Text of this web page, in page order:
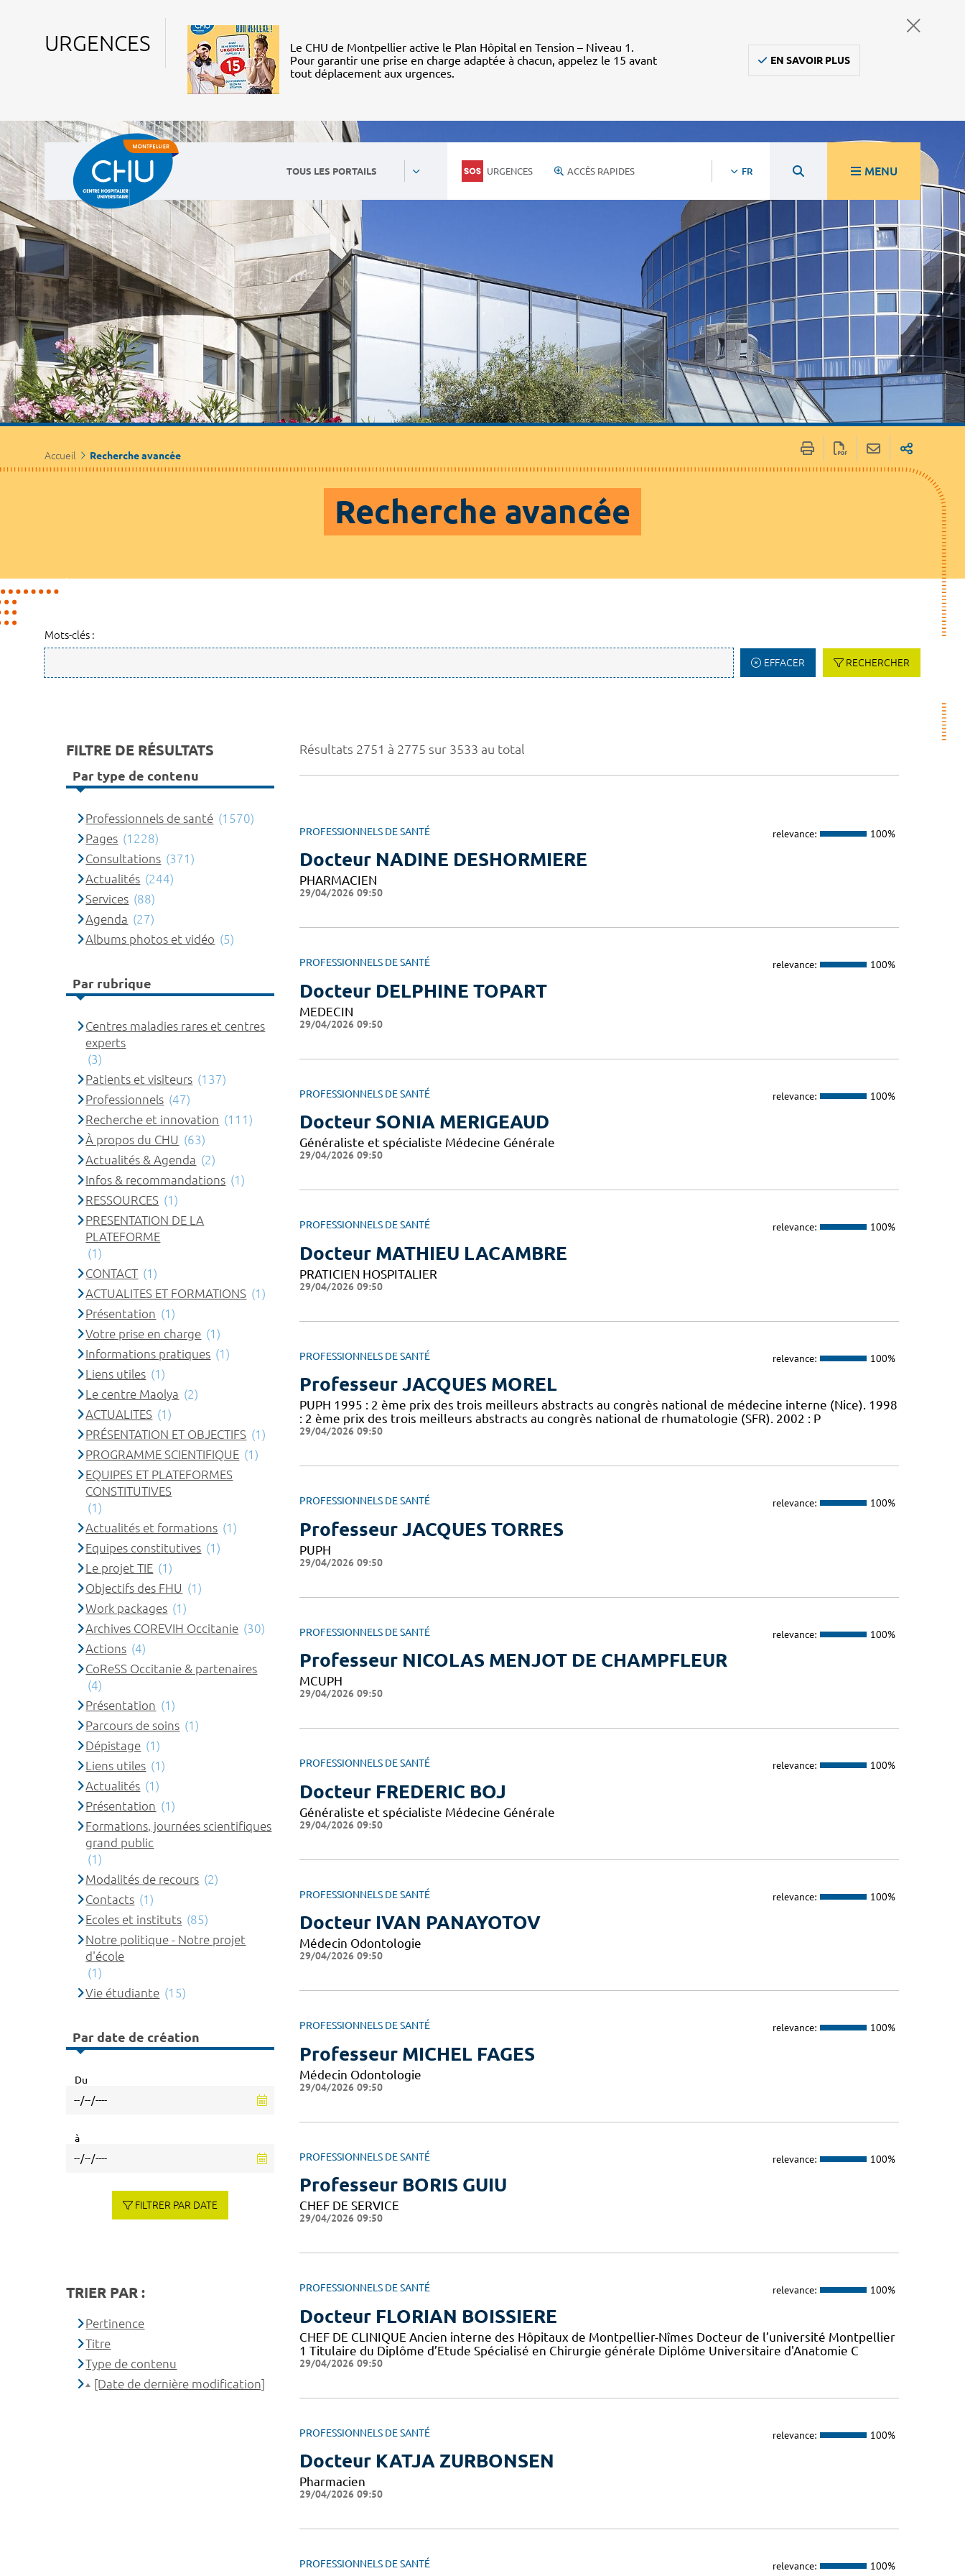
URGENCES
Le CHU de Montpellier active le Plan Hôpital en Tension – Niveau 1.
Pour garantir une prise en charge adaptée à chacun, appelez le 15 avant
tout déplacement aux urgences.
EN SAVOIR PLUS
TOUS LES PORTAILS URGENCES ACCÈS RAPIDES FR MENU
Accueil Recherche avancée
Recherche avancée
Mots-clés :
EFFACER RECHERCHER
Résultats 2751 à 2775 sur 3533 au total
PROFESSIONNELS DE SANTÉ relevance: 100%
Docteur NADINE DESHORMIERE
PHARMACIEN
29/04/2026 09:50
PROFESSIONNELS DE SANTÉ relevance: 100%
Docteur DELPHINE TOPART
MEDECIN
29/04/2026 09:50
PROFESSIONNELS DE SANTÉ relevance: 100%
Docteur SONIA MERIGEAUD
Généraliste et spécialiste Médecine Générale
29/04/2026 09:50
PROFESSIONNELS DE SANTÉ relevance: 100%
Docteur MATHIEU LACAMBRE
PRATICIEN HOSPITALIER
29/04/2026 09:50
PROFESSIONNELS DE SANTÉ relevance: 100%
Professeur JACQUES MOREL
PUPH 1995 : 2 ème prix des trois meilleurs abstracts au congrès national de médecine interne (Nice). 1998
: 2 ème prix des trois meilleurs abstracts au congrès national de rhumatologie (SFR). 2002 : P
29/04/2026 09:50
PROFESSIONNELS DE SANTÉ relevance: 100%
Professeur JACQUES TORRES
PUPH
29/04/2026 09:50
PROFESSIONNELS DE SANTÉ relevance: 100%
Professeur NICOLAS MENJOT DE CHAMPFLEUR
MCUPH
29/04/2026 09:50
PROFESSIONNELS DE SANTÉ relevance: 100%
Docteur FREDERIC BOJ
Généraliste et spécialiste Médecine Générale
29/04/2026 09:50
PROFESSIONNELS DE SANTÉ relevance: 100%
Docteur IVAN PANAYOTOV
Médecin Odontologie
29/04/2026 09:50
PROFESSIONNELS DE SANTÉ relevance: 100%
Professeur MICHEL FAGES
Médecin Odontologie
29/04/2026 09:50
PROFESSIONNELS DE SANTÉ relevance: 100%
Professeur BORIS GUIU
CHEF DE SERVICE
29/04/2026 09:50
PROFESSIONNELS DE SANTÉ relevance: 100%
Docteur FLORIAN BOISSIERE
CHEF DE CLINIQUE Ancien interne des Hôpitaux de Montpellier-Nîmes Docteur de l’université Montpellier
1 Titulaire du Diplôme d’Etude Spécialisé en Chirurgie générale Diplôme Universitaire d'Anatomie C
29/04/2026 09:50
PROFESSIONNELS DE SANTÉ relevance: 100%
Docteur KATJA ZURBONSEN
Pharmacien
29/04/2026 09:50
PROFESSIONNELS DE SANTÉ relevance: 100%
FILTRE DE RÉSULTATS
Par type de contenu
Professionnels de santé (1570)
Pages (1228)
Consultations (371)
Actualités (244)
Services (88)
Agenda (27)
Albums photos et vidéo (5)
Par rubrique
Centres maladies rares et centres
experts
(3)
Patients et visiteurs (137)
Professionnels (47)
Recherche et innovation (111)
À propos du CHU (63)
Actualités & Agenda (2)
Infos & recommandations (1)
RESSOURCES (1)
PRESENTATION DE LA
PLATEFORME
(1)
CONTACT (1)
ACTUALITES ET FORMATIONS (1)
Présentation (1)
Votre prise en charge (1)
Informations pratiques (1)
Liens utiles (1)
Le centre Maolya (2)
ACTUALITES (1)
PRÉSENTATION ET OBJECTIFS (1)
PROGRAMME SCIENTIFIQUE (1)
EQUIPES ET PLATEFORMES
CONSTITUTIVES
(1)
Actualités et formations (1)
Equipes constitutives (1)
Le projet TIE (1)
Objectifs des FHU (1)
Work packages (1)
Archives COREVIH Occitanie (30)
Actions (4)
CoReSS Occitanie & partenaires
(4)
Présentation (1)
Parcours de soins (1)
Dépistage (1)
Liens utiles (1)
Actualités (1)
Présentation (1)
Formations, journées scientifiques
grand public
(1)
Modalités de recours (2)
Contacts (1)
Ecoles et instituts (85)
Notre politique - Notre projet
d'école
(1)
Vie étudiante (15)
Par date de création
Du
à
FILTRER PAR DATE
TRIER PAR :
Pertinence
Titre
Type de contenu
[Date de dernière modification]